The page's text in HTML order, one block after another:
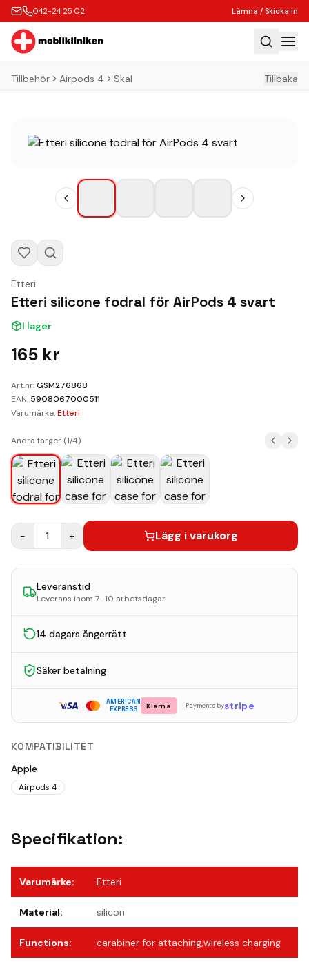
042-24 25 02 Lämna / Skicka in
Hem
Köp
Boka Express
Lämna / Skicka in
Butik
Kontakt
Tillbehör Airpods 4 Skal Tillbaka
Etteri
Etteri silicone fodral för AirPods 4 svart
I lager
165 kr
Art.nr:GSM276868
EAN: 5908067000511
Varumärke:Etteri
Andra färger (1/4)
− 1 + Lägg i varukorg
Leveranstid
Leverans inom 7–10 arbetsdagar
14 dagars ångerrätt
Säker betalning
AMERICAN
EXPRESS
Klarna Payments bystripe
KOMPATIBILITET
Apple
Airpods 4
Specifikation:
Varumärke: Etteri
Material: silicon
Functions: carabiner for attaching,wireless charging